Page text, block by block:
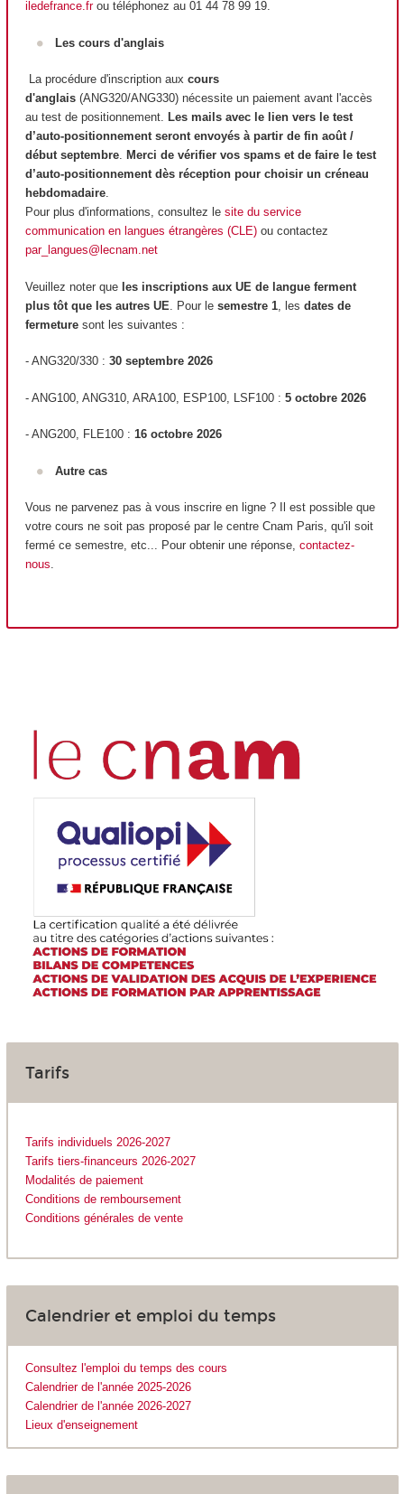
iledefrance.frou téléphonez au 01 44 78 99 19.
Les cours d'anglais
La procédure d'inscription aux cours
d'anglais (ANG320/ANG330) nécessite un paiement avant l'accès
au test de positionnement. Les mails avec le lien vers le test
d’auto-positionnement seront envoyés à partir de fin août /
début septembre. Merci de vérifier vos spams et de faire le test
d’auto-positionnement dès réception pour choisir un créneau
hebdomadaire.
Pour plus d'informations, consultez le site du service
communication en langues étrangères (CLE) ou contactez
par_langues@lecnam.net
Veuillez noter que les inscriptions aux UE de langue ferment
plus tôt que les autres UE . Pour le semestre 1 , les dates de
fermeture sont les suivantes :
- ANG320/330 : 30 septembre 2026
- ANG100, ANG310, ARA100, ESP100, LSF100 : 5 octobre 2026
- ANG200, FLE100 : 16 octobre 2026
Autre cas
Vous ne parvenez pas à vous inscrire en ligne ? Il est possible que
votre cours ne soit pas proposé par le centre Cnam Paris, qu'il soit
fermé ce semestre, etc... Pour obtenir une réponse, contactez-
nous.
Tarifs
Tarifs individuels 2026-2027
Tarifs tiers-financeurs 2026-2027
Modalités de paiement
Conditions de remboursement
Conditions générales de vente
Calendrier et emploi du temps
Consultez l'emploi du temps des cours
Calendrier de l'année 2025-2026
Calendrier de l'année 2026-2027
Lieux d'enseignement